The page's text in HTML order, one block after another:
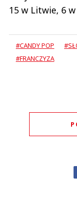
15 w Litwie, 6
#CANDY POP
#FRANCZYZA